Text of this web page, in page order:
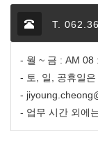
T.
- 월 ~ 금 : AM 08
- 토, 일, 공휴일은
-
- 업무 시간 외에